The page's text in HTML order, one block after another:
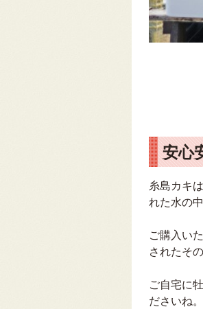
安心
糸島カキ
れた水の
ご購入い
されたそ
ご自宅に
ださいね。